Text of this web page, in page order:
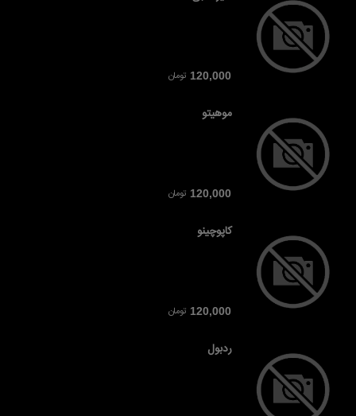
120,000 تومان
موهیتو
120,000 تومان
کاپوچینو
120,000 تومان
ردبول